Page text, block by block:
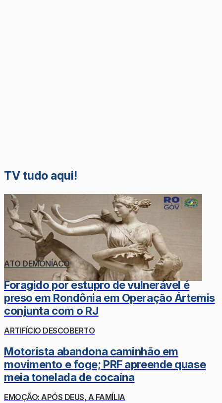
TV tudo aqui!
ATO DEMONÍACO
Foragido por estupro de vulnerável é
preso em Rondônia em Operação Ártemis
conjunta com o RJ
ARTIFÍCIO DESCOBERTO
Motorista abandona caminhão em
movimento e foge; PRF apreende quase
meia tonelada de cocaína
EMOÇÃO: APÓS DEUS, A FAMÍLIA